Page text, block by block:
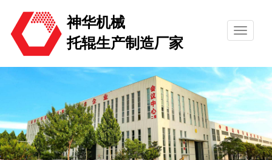
神华机械
托辊生产制造厂家